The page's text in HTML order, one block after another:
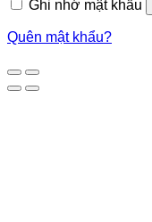
Ghi nhớ mật khẩu
Quên mật khẩu?